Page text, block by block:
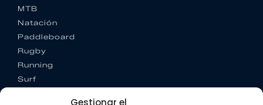
Gestionar el
MTB
Natación
Paddleboard
Rugby
Running
Surf